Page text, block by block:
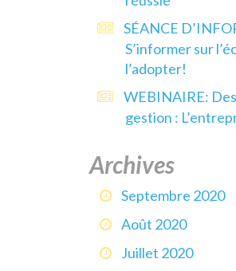
SÉANCE
S’informer sur
l’adopter!
WEBINAIRE:
gestion :
Archives
Septembre 2020
Août 2020
Juillet 2020